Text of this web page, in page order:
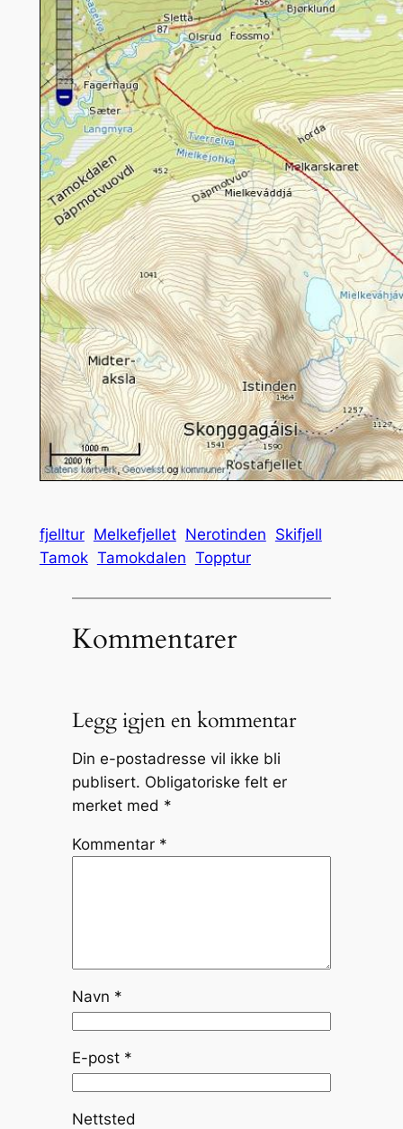
fjelltur Melkefjellet Nerotinden Skifjell
Tamok Tamokdalen Topptur
Kommentarer
Legg igjen en kommentar
Din e-postadresse vil ikke bli
publisert. Obligatoriske felt er
merket med *
Kommentar *
Navn *
E-post *
Nettsted